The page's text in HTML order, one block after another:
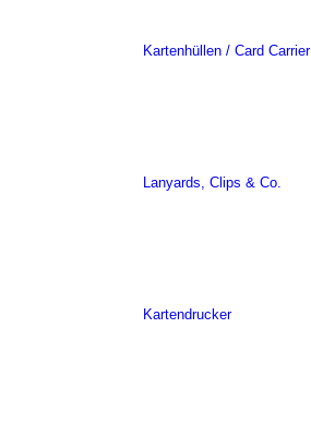
Kartenhüllen / Card Carrier
Lanyards, Clips & Co.
Kartendrucker